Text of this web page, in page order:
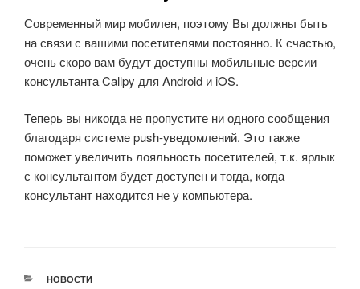
Современный мир мобилен, поэтому Вы должны быть
на связи с вашими посетителями постоянно. К счастью,
очень скоро вам будут доступны мобильные версии
консультанта Callpy для Android и iOS.
Теперь вы никогда не пропустите ни одного сообщения
благодаря системе push-уведомлений. Это также
поможет увеличить лояльность посетителей, т.к. ярлык
с консультантом будет доступен и тогда, когда
консультант находится не у компьютера.
РУБРИКИ
НОВОСТИ